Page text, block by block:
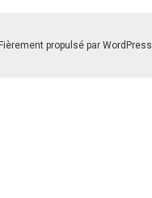
Fièrement propulsé par WordPress